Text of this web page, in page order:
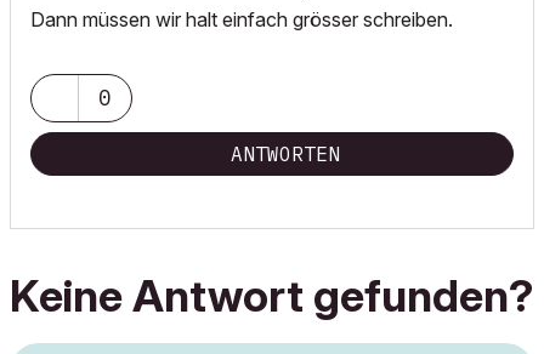
Dann müssen wir halt einfach grösser schreiben.
0
ANTWORTEN
Keine Antwort gefunden?